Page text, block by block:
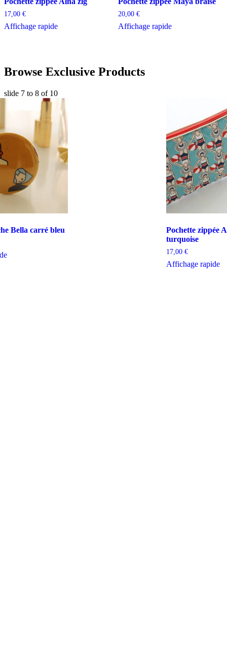
17,00 €
Affichage rapide
20,00 €
Affichage rapide
Browse Exclusive Products
slide 7 to 8 of 10
Bella carré bleu
Pochette zippée
turquoise
17,00 €
Affichage rapide